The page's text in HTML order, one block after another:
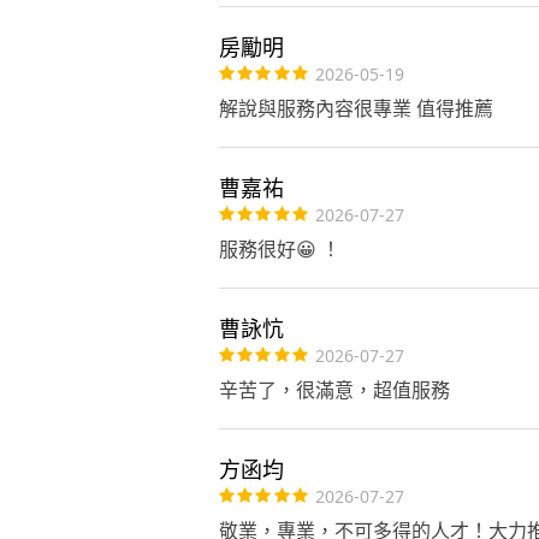
房勵明
2026-05-19
解說與服務內容很專業 值得推薦
曹嘉祐
2026-07-27
服務很好😀 ！
曹詠忼
2026-07-27
辛苦了，很滿意，超值服務
方函均
2026-07-27
敬業，專業，不可多得的人才！大力